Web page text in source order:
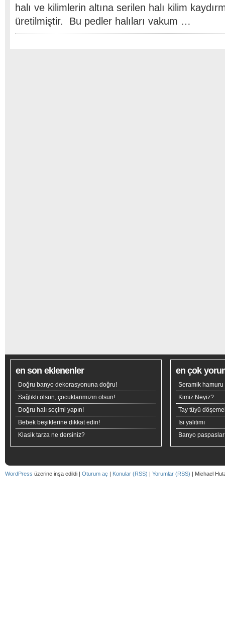
halı ve kilimlerin altına serilen halı kilim
üretilmiştir. Bu pedler halıları vakum …
en son eklenenler
Doğru banyo dekorasyonuna doğru!
Sağlıklı olsun, çocuklarımızın olsun!
Doğru halı seçimi yapın!
Bebek beşiklerine dikkat edin!
Klasik tarza ne dersiniz?
en çok
Seramik hamuru
Kimiz Neyiz?
Tay tüyü
Isı yalıtımı
Banyo
WordPress üzerine inşa edildi | Oturum aç | Konular (RSS) | Yorumlar (RSS) | Michael